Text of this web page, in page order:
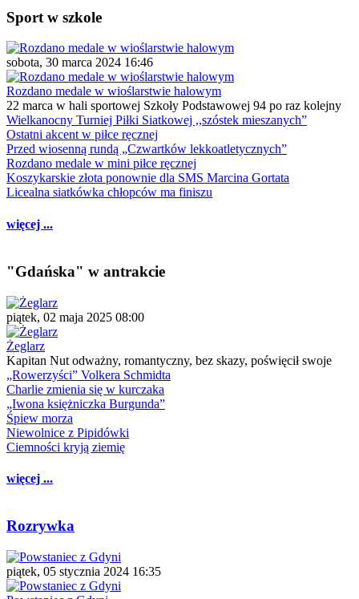
Sport w szkole
sobota, 30 marca 2024 16:46
Rozdano medale w wioślarstwie halowym
22 marca w hali sportowej Szkoły Podstawowej 94 po raz kolejny
Wielkanocny Turniej Piłki Siatkowej ,,szóstek mieszanych”
Ostatni akcent w piłce ręcznej
Przed wiosenną rundą „Czwartków lekkoatletycznych”
Rozdano medale w mini piłce ręcznej
Koszykarskie złota ponownie dla SMS Marcina Gortata
Licealna siatkówka chłopców ma finiszu
więcej ...
"Gdańska" w antrakcie
piątek, 02 maja 2025 08:00
Żeglarz
Kapitan Nut odważny, romantyczny, bez skazy, poświęcił swoje
„Rowerzyści” Volkera Schmidta
Charlie zmienia się w kurczaka
„Iwona księżniczka Burgunda”
Śpiew morza
Niewolnice z Pipidówki
Ciemności kryją ziemię
więcej ...
Rozrywka
piątek, 05 stycznia 2024 16:35